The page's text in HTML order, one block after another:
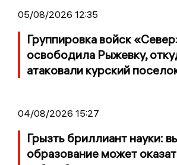
05/08/2026 12:35
Группировка войск
освободила Рыжевку,
атаковали курский
04/08/2026 15:27
Грызть бриллиант науки:
образование может